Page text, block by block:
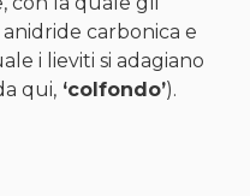
carbonica e
i lieviti si adagiano
qui, ‘colfondo’).